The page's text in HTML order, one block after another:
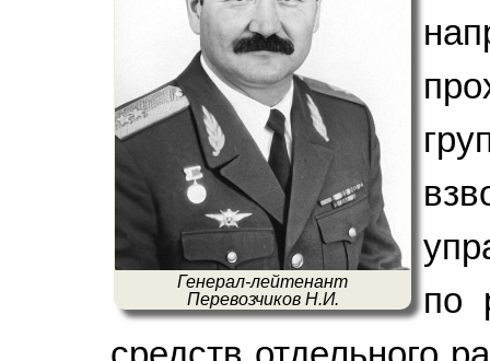
Генерал-лейтенант
Перевозчиков Н.И.
по